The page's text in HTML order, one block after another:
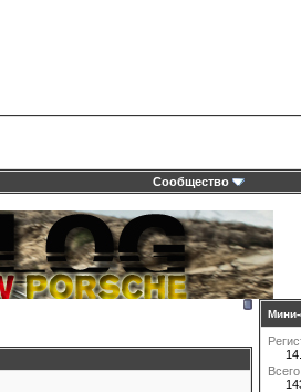
Сообщество
Мини-